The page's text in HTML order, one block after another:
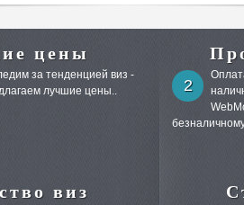
цены
за тенденцией виз -
лучшие цены..
2
виз